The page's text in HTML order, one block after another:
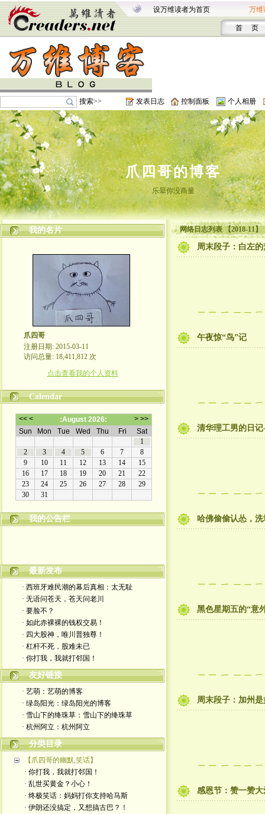
设万维读者为首页 万维
首 页
搜索>> 发表日志 控制面板 个人相册
爪四哥的博客
乐晕你没商量
我的名片
爪四哥
注册日期: 2015-03-11
访问总量: 18,411,812 次
点击查看我的个人资料
Calendar
我的公告栏
嬉笑怒骂皆文章，酸甜苦辣铸人生
最新发布
· 西班牙难民潮的幕后真相：太无耻
· 无语问苍天，苍天问老川
· 要脸不？
· 如此赤裸裸的钱权交易！
· 四大股神，唯川普独尊！
· 杠杆不死，股难未已
· 你打我，我就打邻国！
友好链接
· 艺萌：艺萌的博客
· 绿岛阳光：绿岛阳光的博客
· 雪山下的绛珠草：雪山下的绛珠草
· 杭州阿立：杭州阿立
分类目录
【爪四哥的幽默,笑话】
· 你打我，我就打邻国！
· 乱世买黄金？小心！
· 终极笑话：妈妈打你支持哈马斯
· 伊朗还没搞定，又想搞古巴？！
网络日志列表 【2018-11】
周末段子：白左
午夜惊“鸟”记
清华理工男的日记
哈佛偷偷认怂，
黑色星期五的“意
周末段子：加州
感恩节：赞一赞